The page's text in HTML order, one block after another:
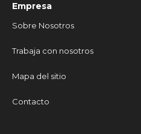
Empresa
Sobre Nosotros
Trabaja con nosotros
Mapa del sitio
Contacto